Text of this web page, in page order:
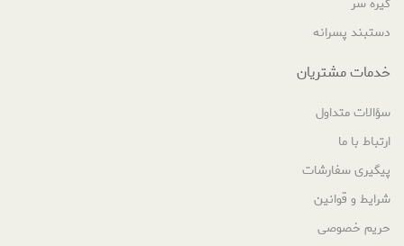
گیره سر
دستبند پسرانه
خدمات مشتریان
سؤالات متداول
ارتباط با ما
پیگیری سفارشات
شرایط و قوانین
حریم خصوصی